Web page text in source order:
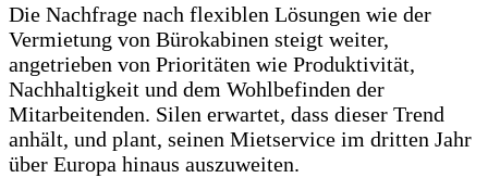
Die Nachfrage nach flexiblen Lösungen wie der
Vermietung von Bürokabinen steigt weiter,
angetrieben von Prioritäten wie Produktivität,
Nachhaltigkeit und dem Wohlbefinden der
Mitarbeitenden. Silen erwartet, dass dieser Trend
anhält, und plant, seinen Mietservice im dritten Jahr
über Europa hinaus auszuweiten.